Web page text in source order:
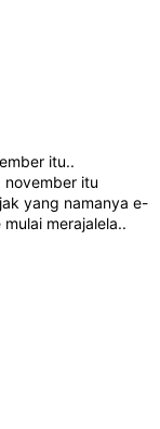
itu..
november itu
yang namanya e-
merajalela..